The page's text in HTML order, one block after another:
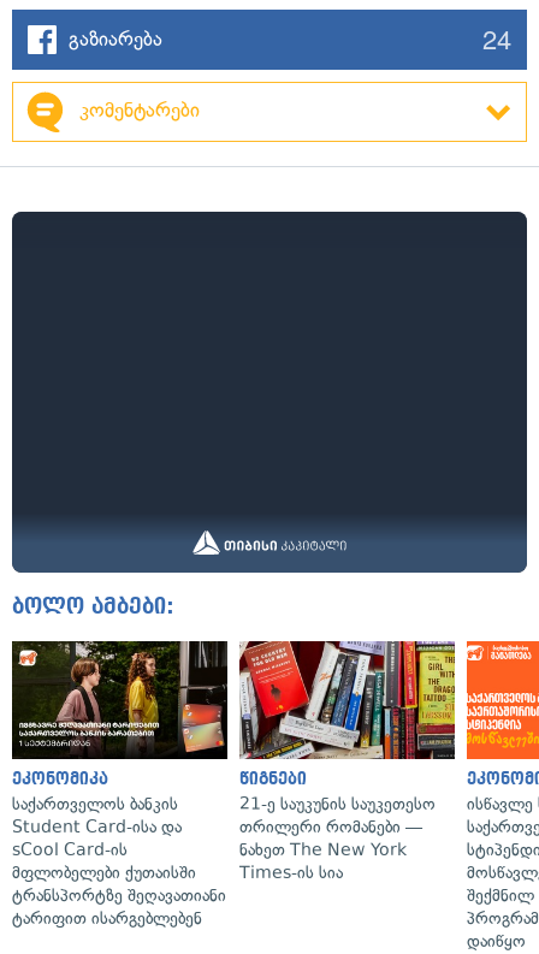
გაზიარება 24
კომენტარები
ბოლო ამბები:
ეკონომიკა
საქართველოს ბანკის
Student Card-ისა და
sCool Card-ის
მფლობელები ქუთაისში
ტრანსპორტზე შეღავათიანი
ტარიფით ისარგებლებენ
წიგნები
21-ე საუკუნის საუკეთესო
თრილერი რომანები —
ნახეთ The New York
Times-ის სია
ისწავლე
დაიწყო